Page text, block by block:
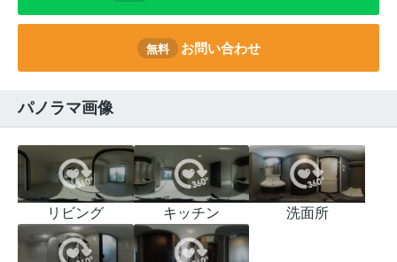
無料 お問い合わせ
パノラマ画像
リビング キッチン 洗面所